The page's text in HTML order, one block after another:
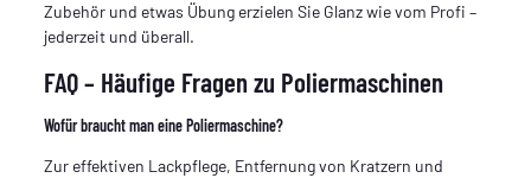
Zubehör und etwas Übung erzielen Sie Glanz wie vom Profi –
jederzeit und überall.
FAQ – Häufige Fragen zu Poliermaschinen
Wofür braucht man eine Poliermaschine?
Zur effektiven Lackpflege, Entfernung von Kratzern und